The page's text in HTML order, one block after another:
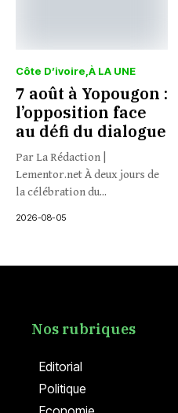
Côte D’ivoire À LA UNE
7 août à Yopougon :
l’opposition face
au défi du dialogue
Par La Rédaction |
Lementor.net À deux jours de
la célébration du...
2026-08-05
Editorial
Politique
Nos rubriques